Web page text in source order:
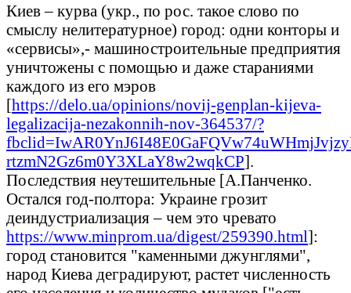
Киев – курва (укр., по рос. такое слово по
смыслу нелитературное) город: одни конторы и
«сервисы»,- машиностроительные предприятия
уничтожены с помощью и даже стараниями
каждого из его мэров
[https://delo.ua/opinions/novij-genplan-kijeva-
legalizacija-nezakonnih-nov-364537/?
rtzmN2Gz6m0Y3XLaY8w2wqkCP].
Последствия неутешительные [А.Панченко.
Остался год-полтора: Украине грозит
деиндустриализация – чем это чревато
https://www.minprom.ua/digest/259390.html]:
город становится "каменными джунглями",
народ Киева деградируют, растет численность